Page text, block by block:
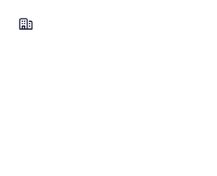
Gatlinburg